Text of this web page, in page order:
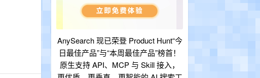
AnySearch 现已荣登 Product Hunt“今
日最佳产品”与“本周最佳产品”榜首！
原生支持 API、MCP 与 Skill 接入，